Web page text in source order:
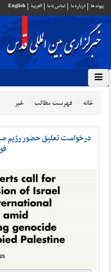
پيوند ها درباره ما تماس با ما العربية English
خانه فهرست مطالب خبر
درخواست تعلیق حضور رژیم